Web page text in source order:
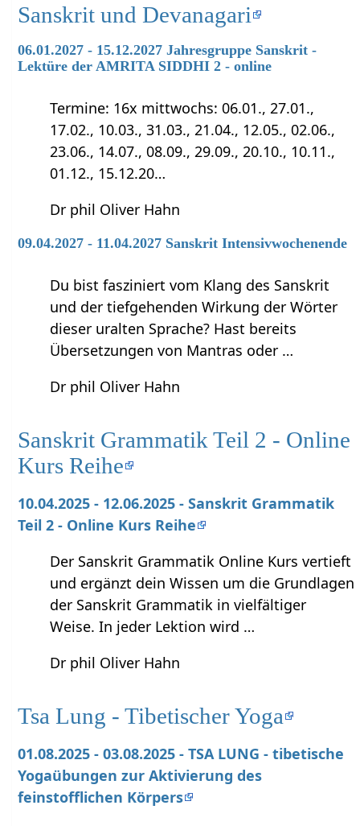
Sanskrit und Devanagari
06.01.2027 - 15.12.2027 Jahresgruppe Sanskrit -
Lektüre der AMRITA SIDDHI 2 - online
Termine: 16x mittwochs: 06.01., 27.01.,
17.02., 10.03., 31.03., 21.04., 12.05., 02.06.,
23.06., 14.07., 08.09., 29.09., 20.10., 10.11.,
01.12., 15.12.20…
Dr phil Oliver Hahn
09.04.2027 - 11.04.2027 Sanskrit Intensivwochenende
Du bist fasziniert vom Klang des Sanskrit
und der tiefgehenden Wirkung der Wörter
dieser uralten Sprache? Hast bereits
Übersetzungen von Mantras oder …
Dr phil Oliver Hahn
Sanskrit Grammatik Teil 2 - Online
Kurs Reihe
10.04.2025 - 12.06.2025 - Sanskrit Grammatik
Teil 2 - Online Kurs Reihe
Der Sanskrit Grammatik Online Kurs vertieft
und ergänzt dein Wissen um die Grundlagen
der Sanskrit Grammatik in vielfältiger
Weise. In jeder Lektion wird …
Dr phil Oliver Hahn
Tsa Lung - Tibetischer Yoga
01.08.2025 - 03.08.2025 - TSA LUNG - tibetische
Yogaübungen zur Aktivierung des
feinstofflichen Körpers